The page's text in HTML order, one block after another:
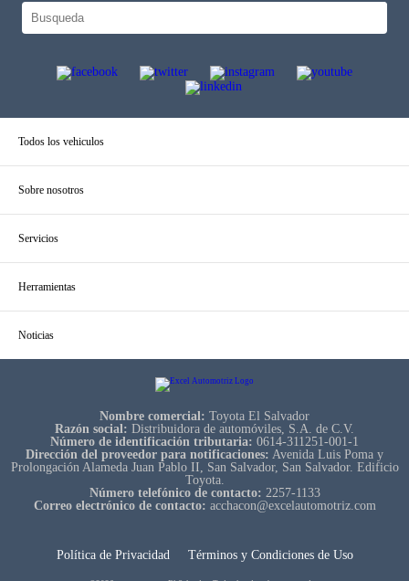
Todos los vehiculos
Sobre nosotros
Servicios
Herramientas
Noticias
Nombre comercial: Toyota El Salvador
Razón social: Distribuidora de automóviles, S.A. de C.V.
Número de identificación tributaria: 0614-311251-001-1
Dirección del proveedor para notificaciones: Avenida Luis Poma y
Prolongación Alameda Juan Pablo II, San Salvador, San Salvador. Edificio
Toyota.
Número telefónico de contacto: 2257-1133
Correo electrónico de contacto: acchacon@excelautomotriz.com
Política de Privacidad Términos y Condiciones de Uso